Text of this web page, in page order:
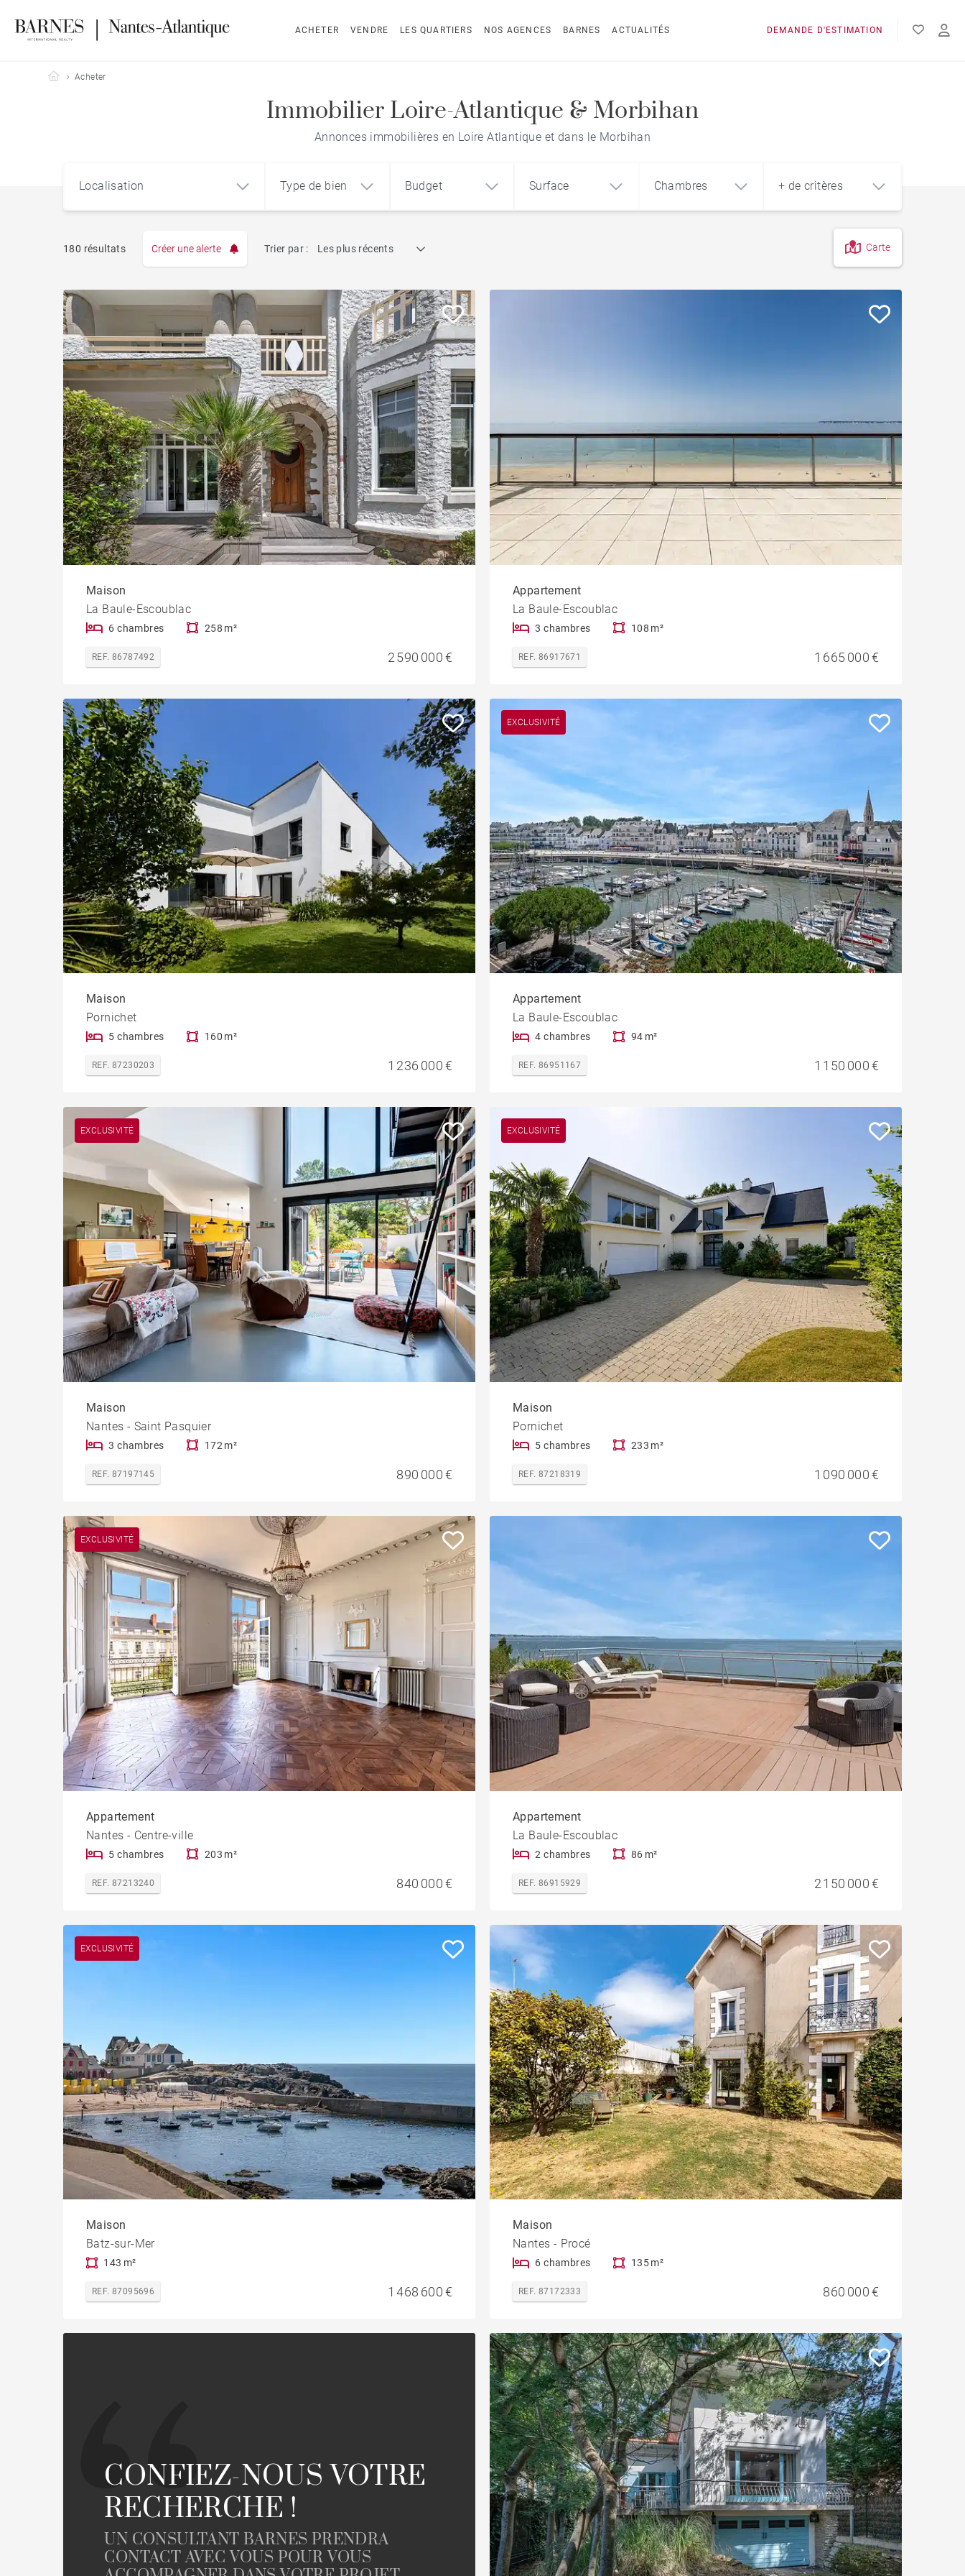
ACHETER VENDRE LES QUARTIERS NOS AGENCES BARNES ACTUALITÉS DEMANDE D'ESTIMATION
Barnes Nantes-Atlantique
Acheter
Immobilier Loire-Atlantique & Morbihan
Annonces immobilières en Loire Atlantique et dans le Morbihan
Localisation Type de bien
Appartement Maison Terrain
Programme
Bureau et
commerce
Budget Surface Chambres + de critères
Terrasse Parking / Garage
À rénover Ascenseur
Hôtel particulier Château / Manoir
Cours Cambronne
180 résultats Créer une alerte Trier par : Les plus récents Carte
Maison
La Baule-Escoublac
6 chambres 258 m²
REF. 86787492 2 590 000 €
Appartement
La Baule-Escoublac
3 chambres 108 m²
REF. 86917671 1 665 000 €
Maison
Pornichet
5 chambres 160 m²
REF. 87230203 1 236 000 €
EXCLUSIVITÉ
Appartement
La Baule-Escoublac
4 chambres 94 m²
REF. 86951167 1 150 000 €
EXCLUSIVITÉ
Maison
Nantes - Saint Pasquier
3 chambres 172 m²
REF. 87197145 890 000 €
EXCLUSIVITÉ
Maison
Pornichet
5 chambres 233 m²
REF. 87218319 1 090 000 €
EXCLUSIVITÉ
Appartement
Nantes - Centre-ville
5 chambres 203 m²
REF. 87213240 840 000 €
Appartement
La Baule-Escoublac
2 chambres 86 m²
REF. 86915929 2 150 000 €
EXCLUSIVITÉ
Maison
Batz-sur-Mer
143 m²
REF. 87095696 1 468 600 €
Maison
Nantes - Procé
6 chambres 135 m²
REF. 87172333 860 000 €
CONFIEZ-NOUS VOTRE
RECHERCHE !
UN CONSULTANT BARNES PRENDRA
CONTACT AVEC VOUS POUR VOUS